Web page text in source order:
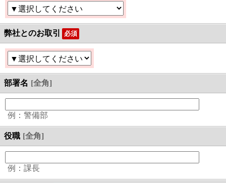
弊社とのお取引 必須
部署名 [全角]
例：警備部
役職 [全角]
例：課長